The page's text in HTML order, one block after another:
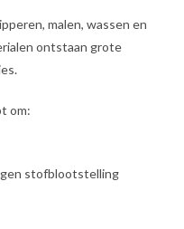
malen, wassen en
ontstaan grote
om:
stofblootstelling